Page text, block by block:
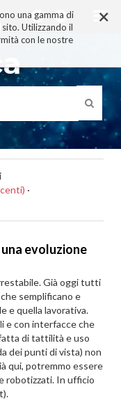
×
una gamma di
Utilizzando il
con le nostre
·
evoluzione
Già oggi tutti
semplificano e
e quella lavorativa.
e con interfacce che
di tattilità e uso
dei punti di vista) non
qui, potremmo essere
robotizzati. In ufficio